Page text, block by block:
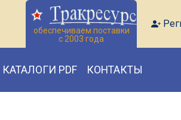
обеспечиваем поставки
с 2003 года
КАТАЛОГИ PDF КОНТАКТЫ